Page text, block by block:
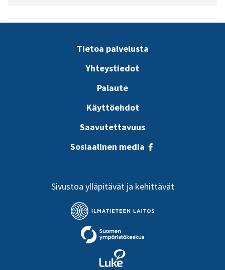
Tietoa palvelusta
Yhteystiedot
Palaute
Käyttöehdot
Saavutettavuus
Sosiaalinen media
Sivustoa ylläpitävät ja kehittävät